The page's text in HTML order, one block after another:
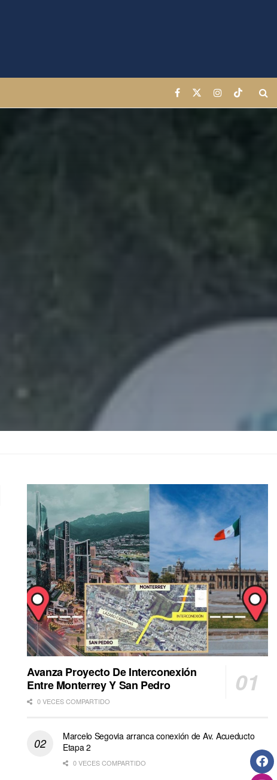
Avanza Proyecto De Interconexión
Entre Monterrey Y San Pedro
0 VECES COMPARTIDO
Marcelo Segovia arranca conexión de Av. Acueducto
Etapa 2
0 VECES COMPARTIDO